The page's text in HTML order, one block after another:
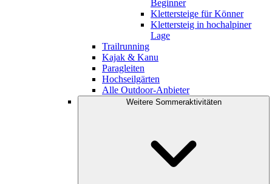
Beginner
Klettersteige für Könner
Klettersteig in hochalpiner
Lage
Trailrunning
Kajak & Kanu
Paragleiten
Hochseilgärten
Alle Outdoor-Anbieter
Weitere Sommeraktivitäten